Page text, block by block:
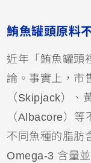
鮪魚罐頭原料
近年「鮪魚罐頭
論。事實上，市
（Skipjack）、
（Albacore）
不同魚種的脂肪
Omega-3 含量